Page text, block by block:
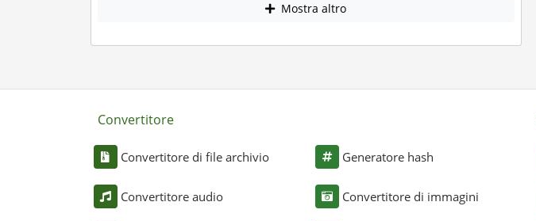
Mostra altro
Convertitore
Convertitore di file archivio
Convertitore audio
Generatore hash
Convertitore di immagini